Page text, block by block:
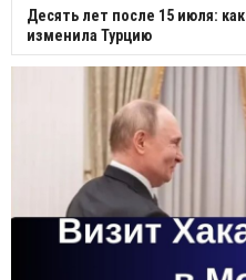
Десять лет после 15 июля:
изменила Турцию